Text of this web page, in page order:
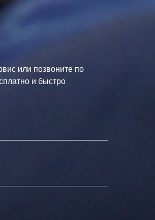
или позвоните по
и быстро